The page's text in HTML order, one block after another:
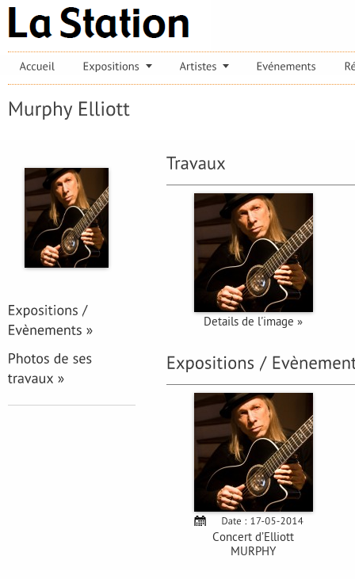
Details de l'image »
Concert d’Elliott
MURPHY